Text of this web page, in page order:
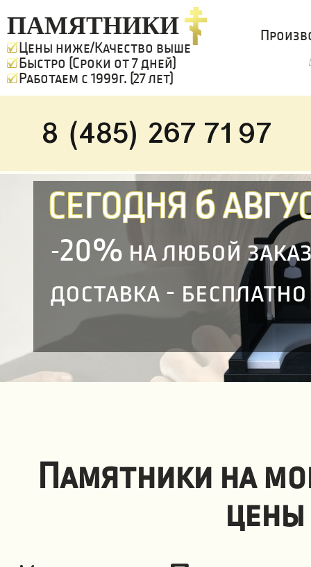
ПАМЯТНИКИ
Цены ниже/Качество выше
Быстро (Сроки от 7 дней)
Работаем с 1999г. (27 лет)
8 (485) 267 71 97
СЕГОДНЯ 6
-20% на любой
доставка - бесплатно
Памятники на